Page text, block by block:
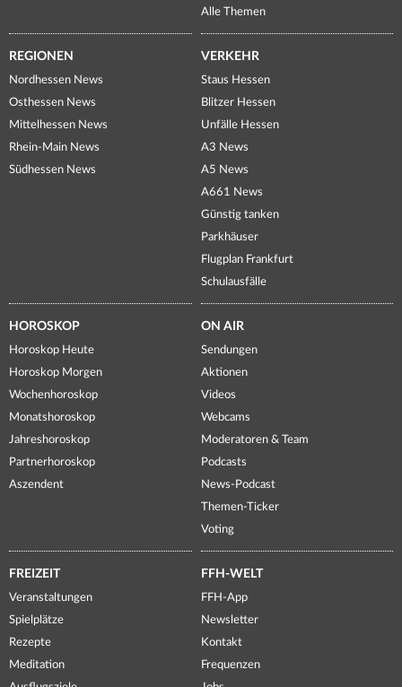
Alle Themen
REGIONEN
Nordhessen News
Osthessen News
Mittelhessen News
Rhein-Main News
Südhessen News
VERKEHR
Staus Hessen
Blitzer Hessen
Unfälle Hessen
A3 News
A5 News
A661 News
Günstig tanken
Parkhäuser
Flugplan Frankfurt
Schulausfälle
HOROSKOP
Horoskop Heute
Horoskop Morgen
Wochenhoroskop
Monatshoroskop
Jahreshoroskop
Partnerhoroskop
Aszendent
ON AIR
Sendungen
Aktionen
Videos
Webcams
Moderatoren & Team
Podcasts
News-Podcast
Themen-Ticker
Voting
FREIZEIT
Veranstaltungen
Spielplätze
Rezepte
Meditation
FFH-WELT
FFH-App
Newsletter
Kontakt
Frequenzen